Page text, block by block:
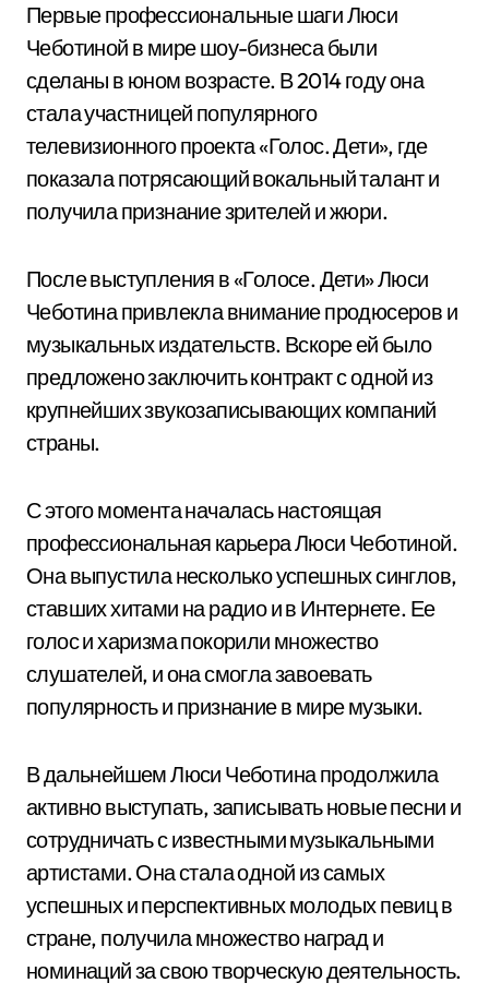
Первые профессиональные шаги Люси
Чеботиной в мире шоу-бизнеса были
сделаны в юном возрасте. В 2014 году она
стала участницей популярного
телевизионного проекта «Голос. Дети», где
показала потрясающий вокальный талант и
получила признание зрителей и жюри.
После выступления в «Голосе. Дети» Люси
Чеботина привлекла внимание продюсеров и
музыкальных издательств. Вскоре ей было
предложено заключить контракт с одной из
крупнейших звукозаписывающих компаний
страны.
С этого момента началась настоящая
профессиональная карьера Люси Чеботиной.
Она выпустила несколько успешных синглов,
ставших хитами на радио и в Интернете. Ее
голос и харизма покорили множество
слушателей, и она смогла завоевать
популярность и признание в мире музыки.
В дальнейшем Люси Чеботина продолжила
активно выступать, записывать новые песни и
сотрудничать с известными музыкальными
артистами. Она стала одной из самых
успешных и перспективных молодых певиц в
стране, получила множество наград и
номинаций за свою творческую деятельность.